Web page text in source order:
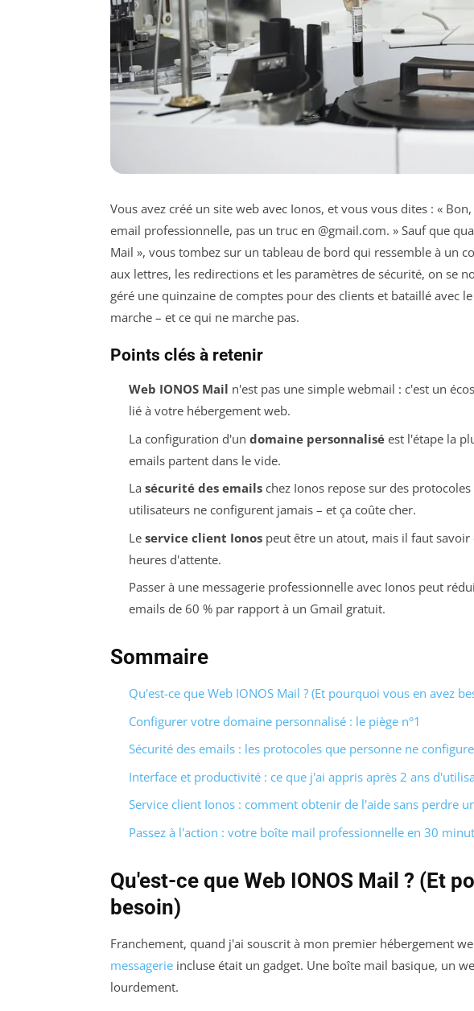
Vous avez créé un site web avec Ionos, et vous vous dites : «
email professionnelle, pas un truc en @gmail.com. » Sauf que
Mail », vous tombez sur un tableau de bord qui ressemble à un
aux lettres, les redirections et les paramètres de sécurité, on se
géré une quinzaine de comptes pour des clients et bataillé avec
marche – et ce qui ne marche pas.
Points clés à retenir
Web IONOS Mail n'est pas une simple webmail : c'est un
lié à votre hébergement web.
La configuration d'un domaine personnaliséest l'étape la
emails partent dans le vide.
La sécurité des emailschez Ionos repose sur des protocoles
utilisateurs ne configurent jamais – et ça coûte cher.
Le service client Ionospeut être un atout, mais il faut
heures d'attente.
Passer à une messagerie professionnelle avec Ionos peut
emails de 60 % par rapport à un Gmail gratuit.
Sommaire
Qu'est-ce que Web IONOS Mail ? (Et pourquoi vous en avez
Configurer votre domaine personnalisé : le piège n°1
Sécurité des emails : les protocoles que personne ne configure
Interface et productivité : ce que j'ai appris après 2 ans
Service client Ionos : comment obtenir de l'aide sans perdre
Passez à l'action : votre boîte mail professionnelle en 30
Qu'est-ce que Web IONOS Mail ? (Et
besoin)
Franchement, quand j'ai souscrit à mon premier hébergement
messagerie incluse était un gadget. Une boîte mail basique, un
lourdement.